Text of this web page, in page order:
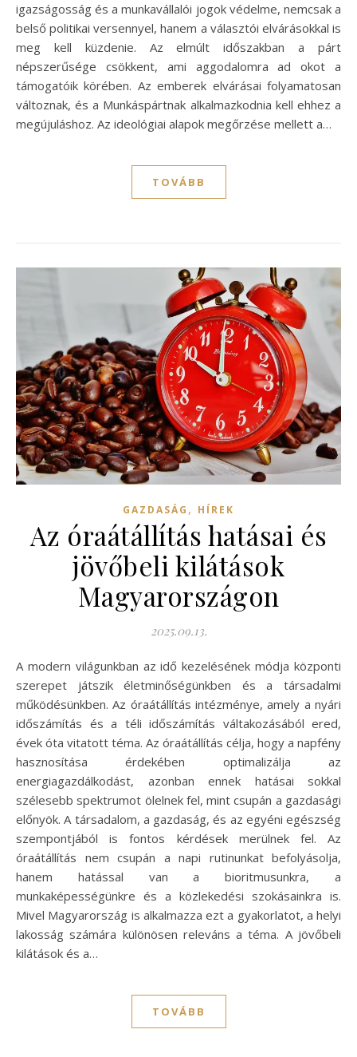
igazságosság és a munkavállalói jogok védelme, nemcsak a
belső politikai versennyel, hanem a választói elvárásokkal is
meg kell küzdenie. Az elmúlt időszakban a párt
népszerűsége csökkent, ami aggodalomra ad okot a
támogatóik körében. Az emberek elvárásai folyamatosan
változnak, és a Munkáspártnak alkalmazkodnia kell ehhez a
megújuláshoz. Az ideológiai alapok megőrzése mellett a…
TOVÁBB
GAZDASÁG , HÍREK
Az óraátállítás hatásai és
jövőbeli kilátások
Magyarországon
2025.09.13.
A modern világunkban az idő kezelésének módja központi
szerepet játszik életminőségünkben és a társadalmi
működésünkben. Az óraátállítás intézménye, amely a nyári
időszámítás és a téli időszámítás váltakozásából ered,
évek óta vitatott téma. Az óraátállítás célja, hogy a napfény
hasznosítása érdekében optimalizálja az
energiagazdálkodást, azonban ennek hatásai sokkal
szélesebb spektrumot ölelnek fel, mint csupán a gazdasági
előnyök. A társadalom, a gazdaság, és az egyéni egészség
szempontjából is fontos kérdések merülnek fel. Az
óraátállítás nem csupán a napi rutinunkat befolyásolja,
hanem hatással van a bioritmusunkra, a
munkaképességünkre és a közlekedési szokásainkra is.
Mivel Magyarország is alkalmazza ezt a gyakorlatot, a helyi
lakosság számára különösen releváns a téma. A jövőbeli
kilátások és a…
TOVÁBB